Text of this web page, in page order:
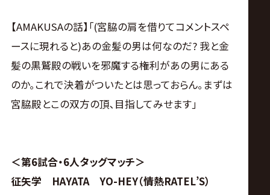
【AMAKUSAの話】｢(宮脇の肩を借りてコメントスペ
ースに現れると)あの金髪の男は何なのだ? 我と金